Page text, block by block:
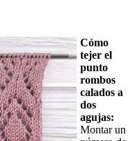
Cómo
tejer el
punto
rombos
calados a
dos
agujas:
Montar un